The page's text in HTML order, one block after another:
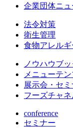
企業団体ニュ
法令対策
衛生管理
食物アレルギ
ノウハウブッ
メニューテ
展示会・セミ
フーズチャ
conference
セミナー